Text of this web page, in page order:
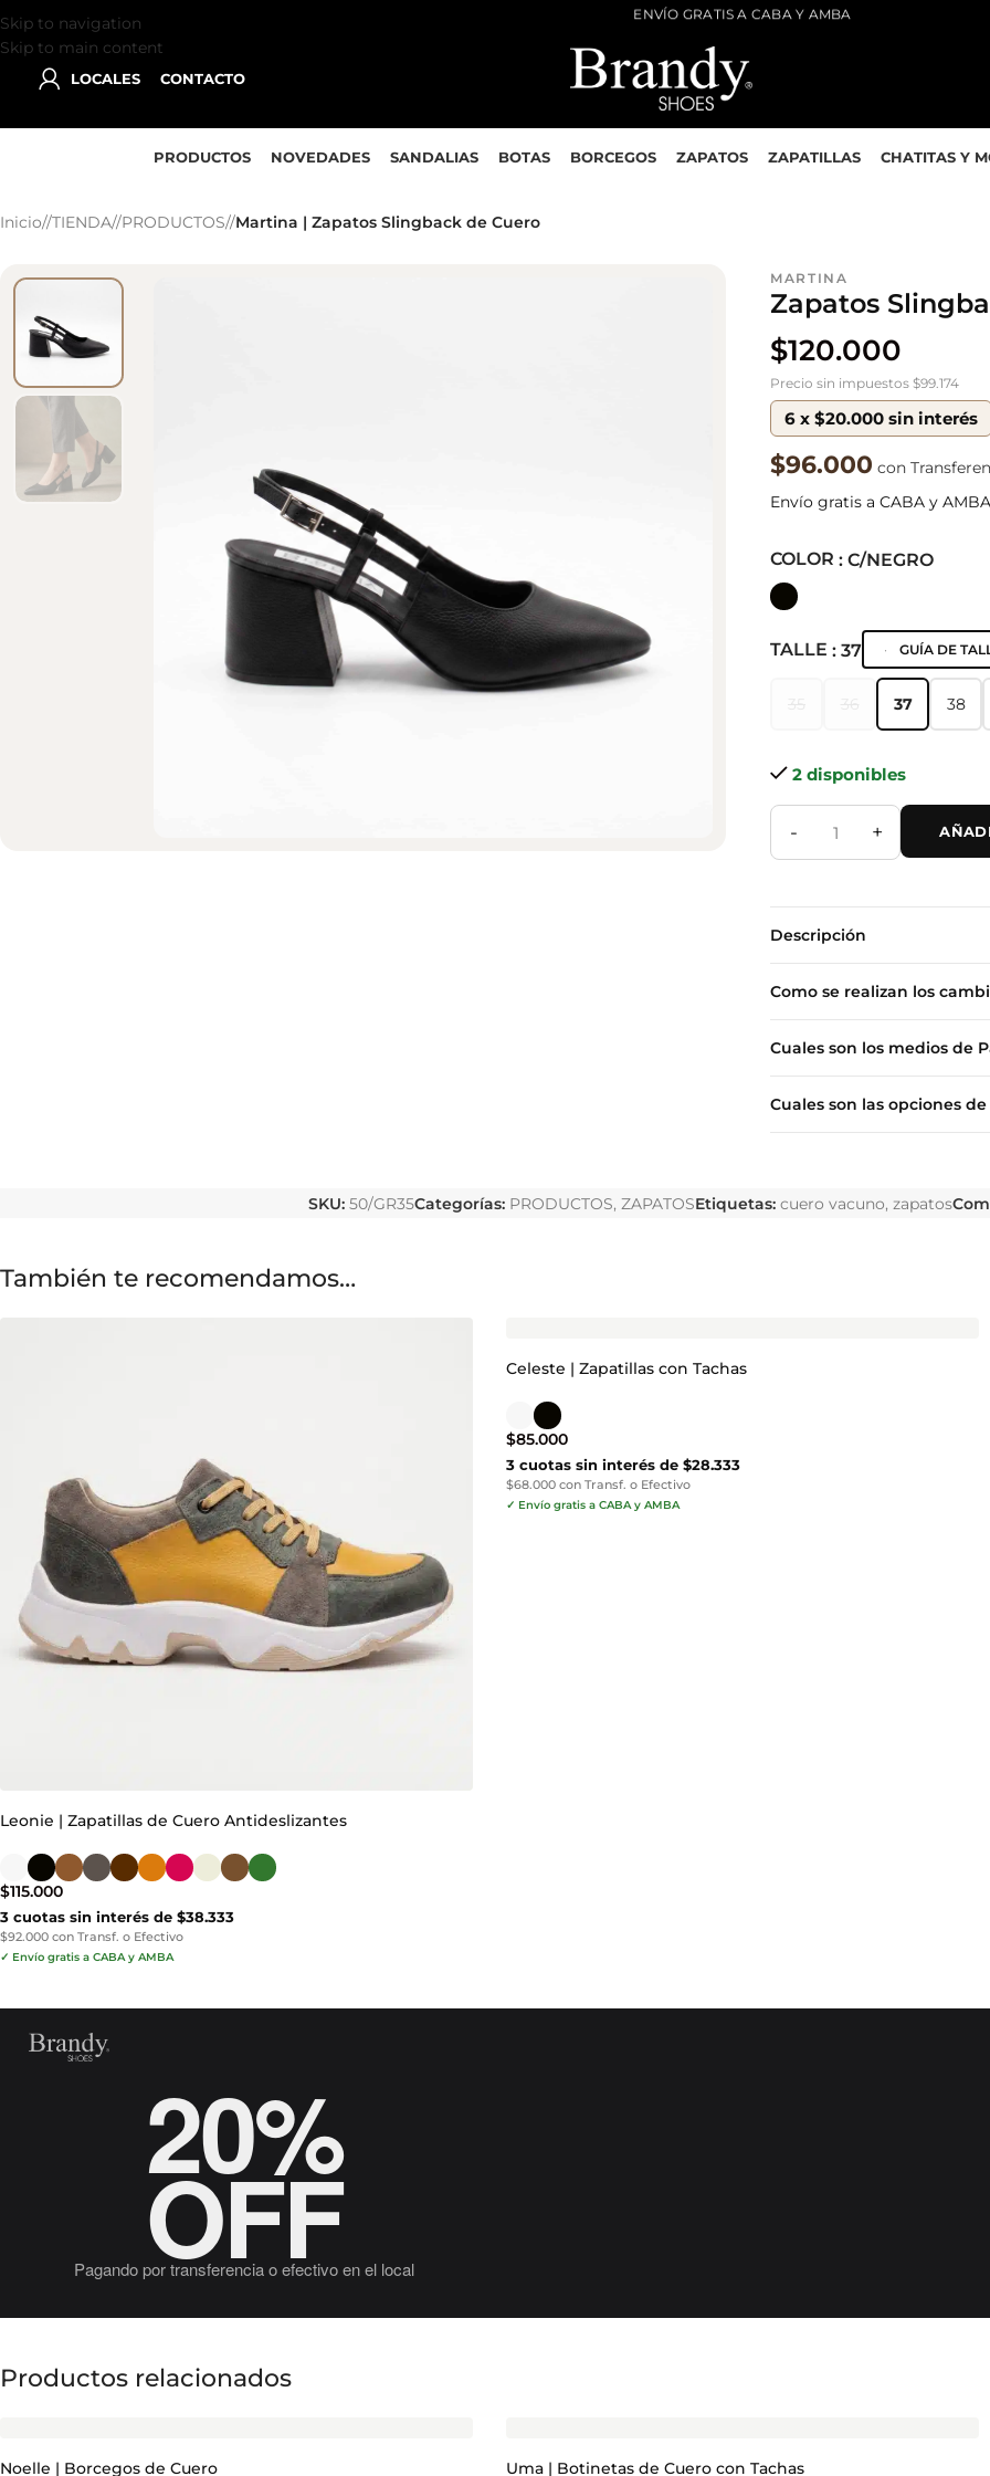
Skip to navigation
Skip to main content
ENVÍO GRATIS A CABA Y AMBA
LOCALES CONTACTO
PRODUCTOS NOVEDADES SANDALIAS BOTAS BORCEGOS ZAPATOS ZAPATILLAS CHATITAS Y
Inicio/ TIENDA/ PRODUCTOS/ Martina | Zapatos Slingback de Cuero
MARTINA
Zapatos
$120.000
COLOR : C/NEGRO
TALLE : 37 GUÍA DE
37
37 38
38
2 disponibles
- +
Precio sin impuestos $99.174
6 x $20.000 sin interés
$96.000 con
Envío gratis a CABA y AMBA
Descripción
Como se realizan los
Cuales son los medios de
Cuales son las opciones de
SKU: 50/GR35Categorías: PRODUCTOS, ZAPATOSEtiquetas: cuero vacuno, zapatos
También te recomendamos…
Leonie | Zapatillas de Cuero Antideslizantes
$115.000
3 cuotas sin interés de $38.333
$92.000 con Transf. o Efectivo
✓ Envío gratis a CABA y AMBA
Celeste | Zapatillas con Tachas
$85.000
3 cuotas sin interés de $28.333
$68.000 con Transf. o Efectivo
✓ Envío gratis a CABA y AMBA
20%
OFF
Pagando por transferencia o efectivo en el local
Productos relacionados
Noelle | Borcegos de Cuero Uma | Botinetas de Cuero con Tachas